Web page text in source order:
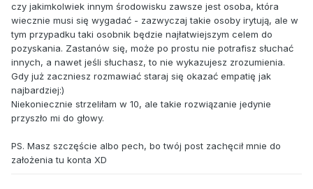
czy jakimkolwiek innym środowisku zawsze jest osoba, która
wiecznie musi się wygadać - zazwyczaj takie osoby irytują, ale w
tym przypadku taki osobnik będzie najłatwiejszym celem do
pozyskania. Zastanów się, może po prostu nie potrafisz słuchać
innych, a nawet jeśli słuchasz, to nie wykazujesz zrozumienia.
Gdy już zaczniesz rozmawiać staraj się okazać empatię jak
najbardziej:)
Niekoniecznie strzeliłam w 10, ale takie rozwiązanie jedynie
przyszło mi do głowy.
PS. Masz szczęście albo pech, bo twój post zachęcił mnie do
założenia tu konta XD